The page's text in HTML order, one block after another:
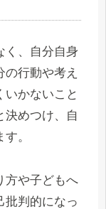
く、自分自身
行動や考え
いかないこと
決めつけ、自
。
方や子どもへ
批判的になっ